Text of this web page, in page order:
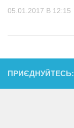
05.01.2017 В 12:15
ПРИЄДНУЙТЕСЬ: